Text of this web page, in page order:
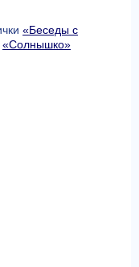
«Беседы с
«Солнышко»